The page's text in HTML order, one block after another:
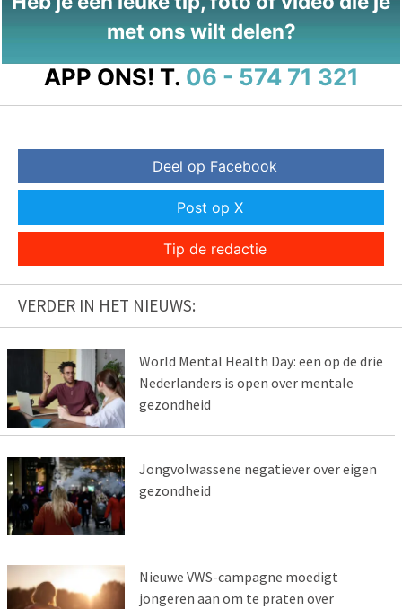
met ons wilt delen?
APP ONS! T. 06 - 574 71 321
Deel op Facebook
Post op X
Tip de redactie
VERDER IN HET NIEUWS:
World Mental Health Day: een op de drie
Nederlanders is open over mentale
gezondheid
Jongvolwassene negatiever over eigen
gezondheid
Nieuwe VWS-campagne moedigt
jongeren aan om te praten over